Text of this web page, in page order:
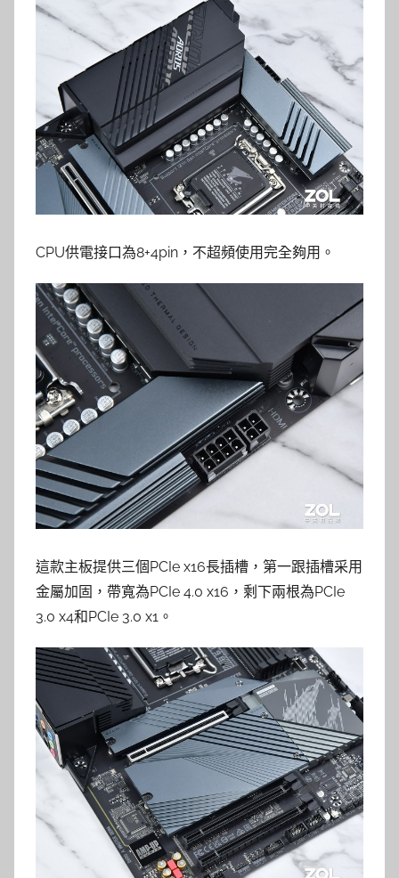
CPU供電接口為8+4pin，不超頻使用完全夠用。
這款主板提供三個PCIe x16長插槽，第一跟插槽采用
金屬加固，帶寬為PCIe 4.0 x16，剩下兩根為PCIe
3.0 x4和PCIe 3.0 x1。